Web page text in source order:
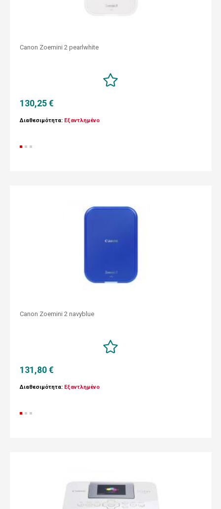
Canon Zoemini 2 pearlwhite
130,25 €
Διαθεσιμότητα: Εξαντλημένο
Canon Zoemini 2 navyblue
131,80 €
Διαθεσιμότητα: Εξαντλημένο